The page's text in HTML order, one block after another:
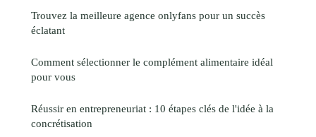
Trouvez la meilleure agence onlyfans pour un succès
éclatant
Comment sélectionner le complément alimentaire idéal
pour vous
Réussir en entrepreneuriat : 10 étapes clés de l'idée à la
concrétisation